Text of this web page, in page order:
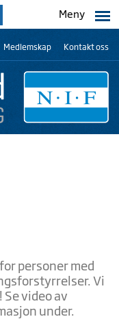
Meny
Medlemskap Kontakt oss
personer med
Vi
video av
under.